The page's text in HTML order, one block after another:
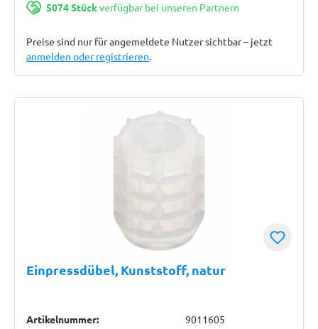
5074 Stückverfügbar bei unseren Partnern
Preise sind nur für angemeldete Nutzer sichtbar – jetzt
anmelden oder registrieren.
Einpressdübel, Kunststoff, natur
Artikelnummer: 9011605